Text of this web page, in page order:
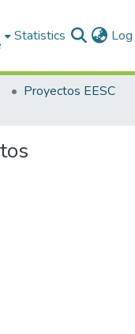
Statistics
Proyectos EESC